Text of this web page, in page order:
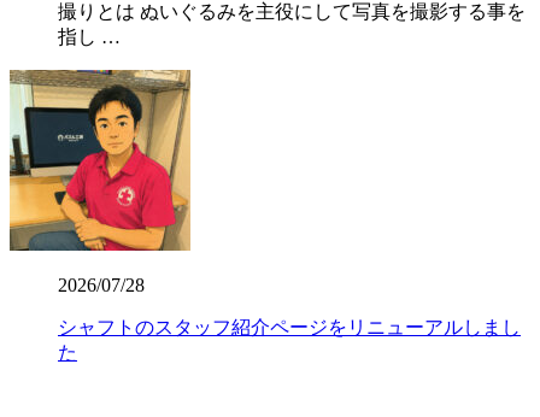
撮りとは ぬいぐるみを主役にして写真を撮影する事を
指し …
2026/07/28
シャフトのスタッフ紹介ページをリニューアルしまし
た